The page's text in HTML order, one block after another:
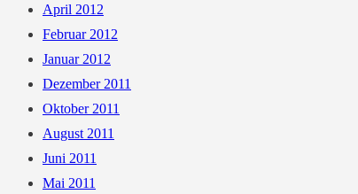
April 2012
Februar 2012
Januar 2012
Dezember 2011
Oktober 2011
August 2011
Juni 2011
Mai 2011